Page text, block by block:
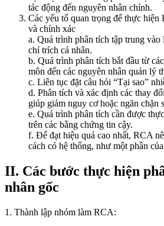
tác động đến nguyên nhân chính.
Các yếu tố quan trọng để thực hiện
và chính xác
a. Quá trình phân tích tập trung
chỉ trích cá nhân.
b. Quá trình phân tích bắt đầu từ
môn đến các nguyên nhân quản lý
c. Liên tục đặt câu hỏi “Tại sao”
d. Phân tích và xác định các thay
giúp giảm nguy cơ hoặc ngăn chặn
e. Quá trình phân tích cần được
trên các bằng chứng tin cậy.
f. Để đạt hiệu quả cao nhất, RCA
cách có hệ thống, như một phần
II. Các bước thực hiện
nhân gốc
1. Thành lập nhóm làm RCA: